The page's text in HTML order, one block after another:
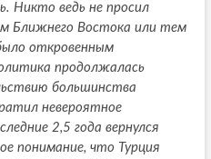
Никто ведь не просил
Ближнего Востока или тем
откровенным
продолжалась
большинства
невероятное
2,5 года вернулся
понимание, что Турция